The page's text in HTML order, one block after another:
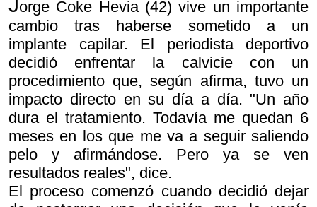
orge Coke Hevia (42) vive un importante
cambio tras haberse sometido a un
implante capilar. El periodista deportivo
decidió enfrentar la calvicie con un
procedimiento que, según afirma, tuvo un
impacto directo en su día a día. "Un año
dura el tratamiento. Todavía me quedan 6
meses en los que me va a seguir saliendo
pelo y afirmándose. Pero ya se ven
resultados reales", dice.
El proceso comenzó cuando decidió dejar